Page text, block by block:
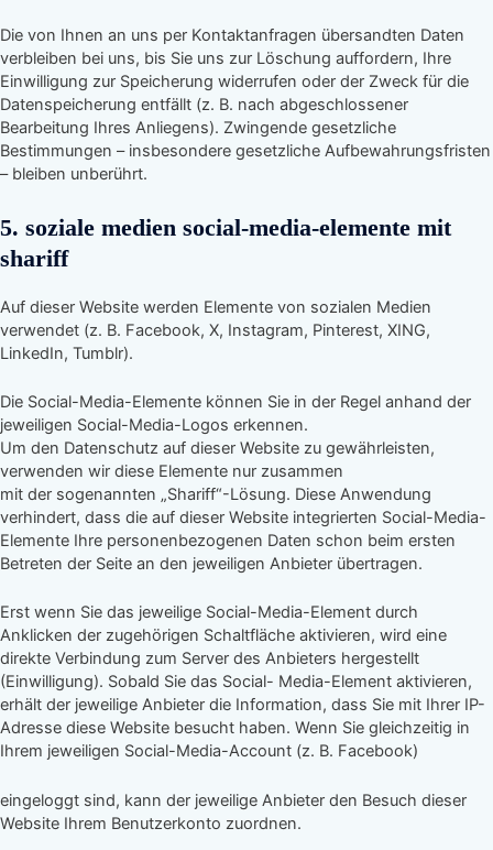
Die von Ihnen an uns per Kontaktanfragen übersandten Daten
verbleiben bei uns, bis Sie uns zur Löschung auffordern, Ihre
Einwilligung zur Speicherung widerrufen oder der Zweck für die
Datenspeicherung entfällt (z. B. nach abgeschlossener
Bearbeitung Ihres Anliegens). Zwingende gesetzliche
Bestimmungen – insbesondere gesetzliche Aufbewahrungsfristen
– bleiben unberührt.
5. soziale medien social-media-elemente mit
shariff
Auf dieser Website werden Elemente von sozialen Medien
verwendet (z. B. Facebook, X, Instagram, Pinterest, XING,
LinkedIn, Tumblr).
Die Social-Media-Elemente können Sie in der Regel anhand der
jeweiligen Social-Media-Logos erkennen.
Um den Datenschutz auf dieser Website zu gewährleisten,
verwenden wir diese Elemente nur zusammen
mit der sogenannten „Shariff“-Lösung. Diese Anwendung
verhindert, dass die auf dieser Website integrierten Social-Media-
Elemente Ihre personenbezogenen Daten schon beim ersten
Betreten der Seite an den jeweiligen Anbieter übertragen.
Erst wenn Sie das jeweilige Social-Media-Element durch
Anklicken der zugehörigen Schaltfläche aktivieren, wird eine
direkte Verbindung zum Server des Anbieters hergestellt
(Einwilligung). Sobald Sie das Social- Media-Element aktivieren,
erhält der jeweilige Anbieter die Information, dass Sie mit Ihrer IP-
Adresse diese Website besucht haben. Wenn Sie gleichzeitig in
Ihrem jeweiligen Social-Media-Account (z. B. Facebook)
eingeloggt sind, kann der jeweilige Anbieter den Besuch dieser
Website Ihrem Benutzerkonto zuordnen.